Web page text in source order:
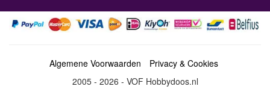
Algemene Voorwaarden
Privacy & Cookies
2005 - 2026 - VOF Hobbydoos.nl